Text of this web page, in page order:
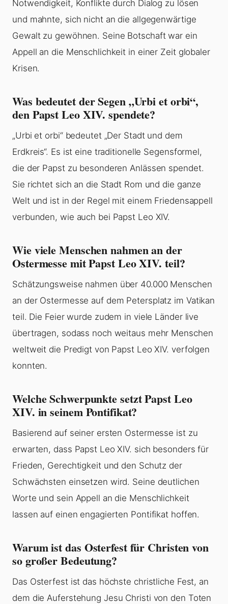
Notwendigkeit, Konflikte durch Dialog zu lösen
und mahnte, sich nicht an die allgegenwärtige
Gewalt zu gewöhnen. Seine Botschaft war ein
Appell an die Menschlichkeit in einer Zeit globaler
Krisen.
Was bedeutet der Segen „Urbi et orbi“,
den Papst Leo XIV. spendete?
„Urbi et orbi“ bedeutet „Der Stadt und dem
Erdkreis“. Es ist eine traditionelle Segensformel,
die der Papst zu besonderen Anlässen spendet.
Sie richtet sich an die Stadt Rom und die ganze
Welt und ist in der Regel mit einem Friedensappell
verbunden, wie auch bei Papst Leo XIV.
Wie viele Menschen nahmen an der
Ostermesse mit Papst Leo XIV. teil?
Schätzungsweise nahmen über 40.000 Menschen
an der Ostermesse auf dem Petersplatz im Vatikan
teil. Die Feier wurde zudem in viele Länder live
übertragen, sodass noch weitaus mehr Menschen
weltweit die Predigt von Papst Leo XIV. verfolgen
konnten.
Welche Schwerpunkte setzt Papst Leo
XIV. in seinem Pontifikat?
Basierend auf seiner ersten Ostermesse ist zu
erwarten, dass Papst Leo XIV. sich besonders für
Frieden, Gerechtigkeit und den Schutz der
Schwächsten einsetzen wird. Seine deutlichen
Worte und sein Appell an die Menschlichkeit
lassen auf einen engagierten Pontifikat hoffen.
Warum ist das Osterfest für Christen von
so großer Bedeutung?
Das Osterfest ist das höchste christliche Fest, an
dem die Auferstehung Jesu Christi von den Toten